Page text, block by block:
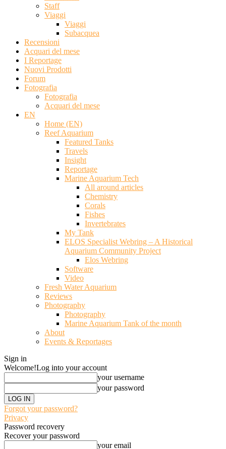
Staff
Viaggi
Viaggi
Subacquea
Recensioni
Acquari del mese
I Reportage
Nuovi Prodotti
Forum
Fotografia
Fotografia
Acquari del mese
EN
Home (EN)
Reef Aquarium
Featured Tanks
Travels
Insight
Reportage
Marine Aquarium Tech
All around articles
Chemistry
Corals
Fishes
Invertebrates
My Tank
ELOS Specialist Webring – A Historical
Aquarium Community Project
Elos Webring
Software
Video
Fresh Water Aquarium
Reviews
Photography
Photography
Marine Aquarium Tank of the month
About
Events & Reportages
Sign in
Welcome!Log into your account
your username
your password
Forgot your password?
Privacy
Password recovery
Recover your password
your email